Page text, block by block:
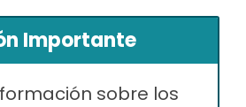
Importante
sobre los